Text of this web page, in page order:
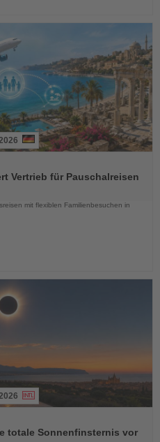
Vertrieb für Pauschalreisen
mit flexiblen Familienbesuchen in
totale Sonnenfinsternis vor